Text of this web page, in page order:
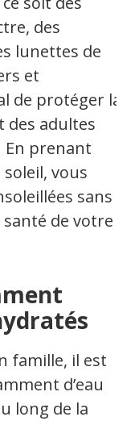
des
lunettes de
et
de protéger la
des adultes
En prenant
vous
sans
de votre
famille, il est
d’eau
long de la